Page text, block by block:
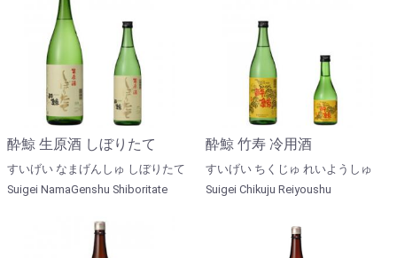
酔鯨 生原酒 しぼりたて
すいげい なまげんしゅ しぼりたて
Suigei NamaGenshu Shiboritate
酔鯨 竹寿 冷用酒
すいげい ちくじゅ れいようしゅ
Suigei Chikuju Reiyoushu